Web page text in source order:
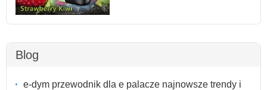
Blog
e-dym przewodnik dla e palacze najnowsze trendy i